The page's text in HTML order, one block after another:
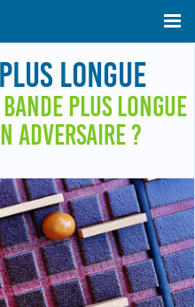
LONGUE
PLUS LONGUE
ADVERSAIRE ?